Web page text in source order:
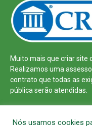
Muito mais que criar site
Realizamos uma
contrato que todas as
pública serão atendidas.
Nós usamos cookies